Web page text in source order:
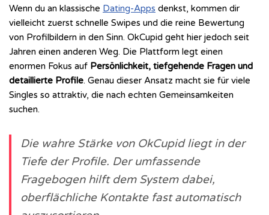
Wenn du an klassische Dating-Apps denkst, kommen dir
vielleicht zuerst schnelle Swipes und die reine Bewertung
von Profilbildern in den Sinn. OkCupid geht hier jedoch seit
Jahren einen anderen Weg. Die Plattform legt einen
enormen Fokus auf Persönlichkeit, tiefgehende Fragen und
detaillierte Profile. Genau dieser Ansatz macht sie für viele
Singles so attraktiv, die nach echten Gemeinsamkeiten
suchen.
Die wahre Stärke von OkCupid liegt in der
Tiefe der Profile. Der umfassende
Fragebogen hilft dem System dabei,
oberflächliche Kontakte fast automatisch